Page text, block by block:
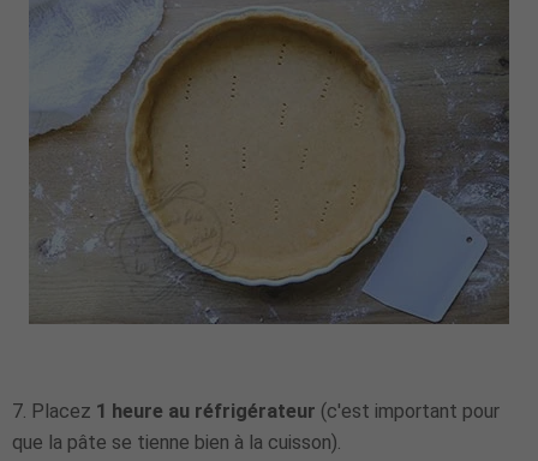
7. Placez 1 heure au réfrigérateur (c'est important pour
que la pâte se tienne bien à la cuisson).